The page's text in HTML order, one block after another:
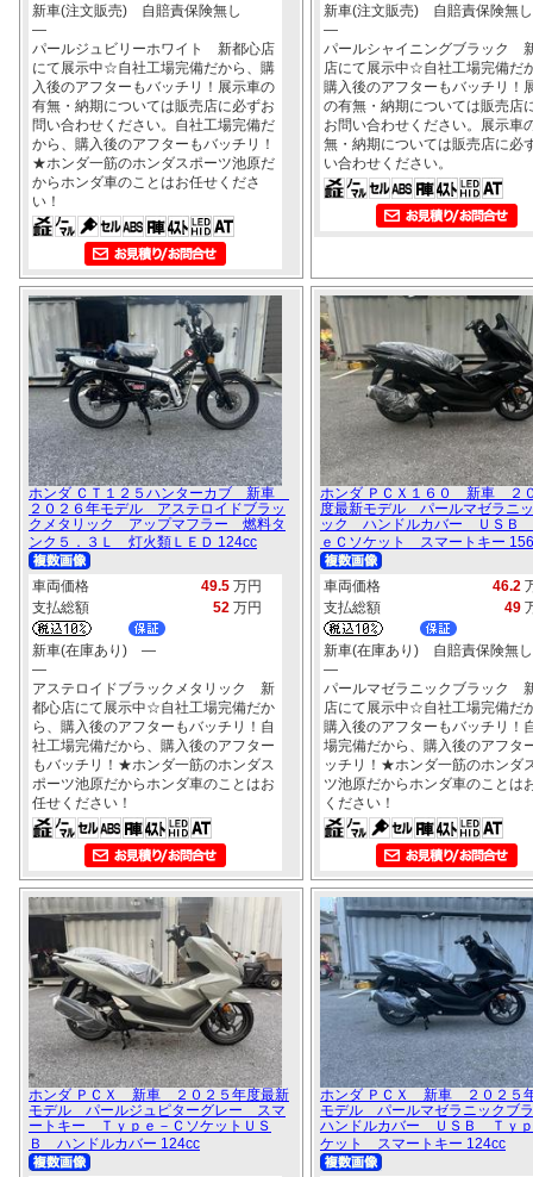
新車(注文販売) 自賠責保険無し
―
パールジュビリーホワイト 新都心店
にて展示中☆自社工場完備だから、購
入後のアフターもバッチリ！展示車の
有無・納期については販売店に必ずお
問い合わせください。自社工場完備だ
から、購入後のアフターもバッチリ！
★ホンダ一筋のホンダスポーツ池原だ
からホンダ車のことはお任せくださ
い！
新車(注文販売) 自賠責保険無し
―
パールシャイニングブラック
店にて展示中☆自社工場完備だ
購入後のアフターもバッチリ！
の有無・納期については販売店
お問い合わせください。展示車
無・納期については販売店に必
い合わせください。
ホンダ ＣＴ１２５ハンターカブ 新車
２０２６年モデル アステロイドブラッ
クメタリック アップマフラー 燃料タ
ンク５．３Ｌ 灯火類ＬＥＤ 124cc
車両価格 49.5 万円
支払総額
52 万円
新車(在庫あり) ―
―
アステロイドブラックメタリック 新
都心店にて展示中☆自社工場完備だか
ら、購入後のアフターもバッチリ！自
社工場完備だから、購入後のアフター
もバッチリ！★ホンダ一筋のホンダス
ポーツ池原だからホンダ車のことはお
任せください！
ホンダ ＰＣＸ１６０ 新車 ２
度最新モデル パールマゼラニ
ック ハンドルカバー ＵＳＢ
ｅＣソケット スマートキー
車両価格 46.2
支払総額
49
新車(在庫あり) 自賠責保険無し
―
パールマゼラニックブラック
店にて展示中☆自社工場完備だ
購入後のアフターもバッチリ！
場完備だから、購入後のアフタ
ッチリ！★ホンダ一筋のホンダ
ツ池原だからホンダ車のことは
ください！
ホンダ ＰＣＸ 新車 ２０２５年度最新
モデル パールジュピターグレー スマ
ートキー Ｔｙｐｅ－ＣソケットＵＳ
Ｂ ハンドルカバー 124cc
ホンダ ＰＣＸ 新車 ２０２５
モデル パールマゼラニック
ハンドルカバー ＵＳＢ Ｔｙ
ケット スマートキー 124cc